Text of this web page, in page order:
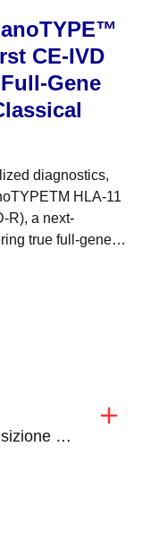
CE-IVD
Gene
diagnostics,
HLA-11
R), a next-
true full-gene
di